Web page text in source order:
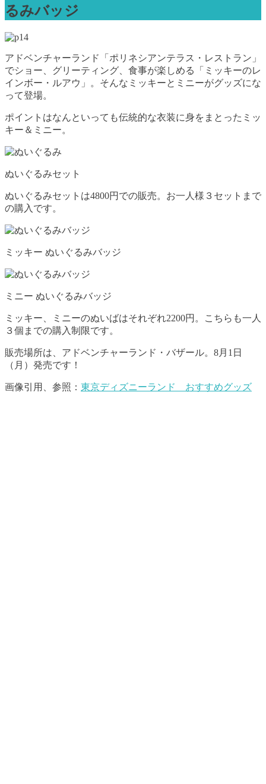
るみバッジ
アドベンチャーランド「ポリネシアンテラス・レストラン」
でショー、グリーティング、食事が楽しめる「ミッキーのレ
インボー・ルアウ」。そんなミッキーとミニーがグッズにな
って登場。
ポイントはなんといっても伝統的な衣装に身をまとったミッ
キー＆ミニー。
ぬいぐるみセット
ぬいぐるみセットは4800円での販売。お一人様３セットまで
の購入です。
ミッキー ぬいぐるみバッジ
ミニー ぬいぐるみバッジ
ミッキー、ミニーのぬいばはそれぞれ2200円。こちらも一人
３個までの購入制限です。
販売場所は、アドベンチャーランド・バザール。8月1日
（月）発売です！
画像引用、参照： 東京ディズニーランド おすすめグッズ